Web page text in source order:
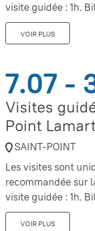
visite guidée : 1h.
VOIR PLUS
7.07 -
Visites
Point
SAINT-POINT
Les visites sont
recommandée sur
visite guidée : 1h.
VOIR PLUS